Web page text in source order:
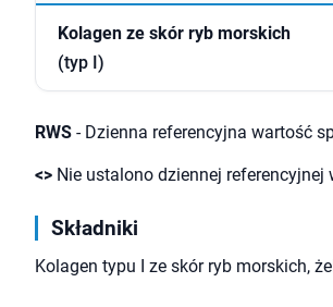
Kolagen ze skór ryb morskich
(typ I)
RWS - Dzienna referencyjna wartość
<> Nie ustalono dziennej referencyjnej
Składniki
Kolagen typu I ze skór ryb morskich,